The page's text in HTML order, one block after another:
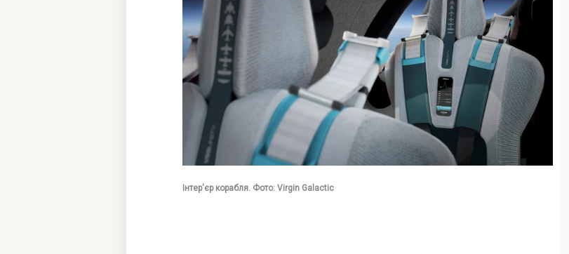
Інтер'єр корабля. Фото: Virgin Galactic